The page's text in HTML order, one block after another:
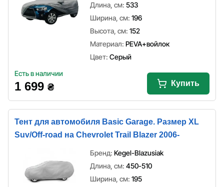
Длина, см: 533
Ширина, см: 196
Высота, см: 152
Материал: PEVA+войлок
Цвет: Серый
Есть в наличии
1 699 ₴ Купить
Тент для автомобиля Basic Garage. Размер XL
Suv/Off-road на Chevrolet Trail Blazer 2006-
Бренд: Kegel-Blazusiak
Длина, см: 450-510
Ширина, см: 195